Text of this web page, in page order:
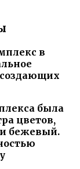
в
была
цветов,
бежевый.